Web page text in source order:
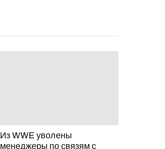
Из WWE уволены
менеджеры по связям с